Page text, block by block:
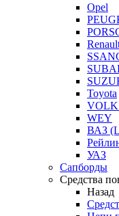
Opel
Toyota
WEY
ВАЗ
УАЗ
Сапборды
Средства
Назад